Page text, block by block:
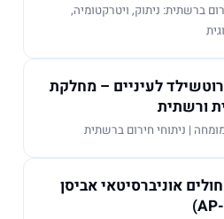
ניתוק, ויטרקטומיה,
לעיניים – מחלקת
חירום ברשתית
אביסן